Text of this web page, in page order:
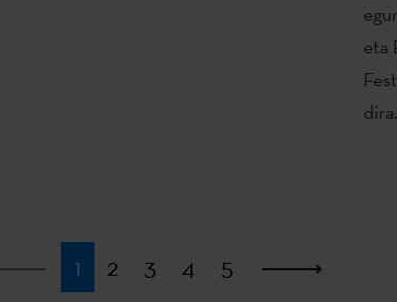
eta
dira.
Lehena
1 2 3 4 5